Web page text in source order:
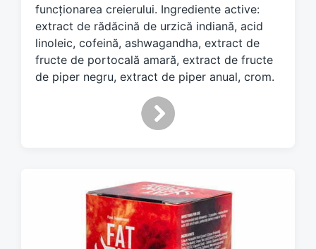
funcționarea creierului. Ingrediente active:
extract de rădăcină de urzică indiană, acid
linoleic, cofeină, ashwagandha, extract de
fructe de portocală amară, extract de fructe
de piper negru, extract de piper anual, crom.